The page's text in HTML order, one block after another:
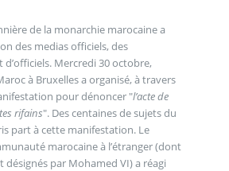
de la monarchie marocaine a
des medias officiels, des
Mercredi 30 octobre,
à Bruxelles a organisé, à travers
pour dénoncer "l’acte de
rifains". Des centaines de sujets du
part à cette manifestation. Le
marocaine à l’étranger (dont
désignés par Mohamed VI) a réagi